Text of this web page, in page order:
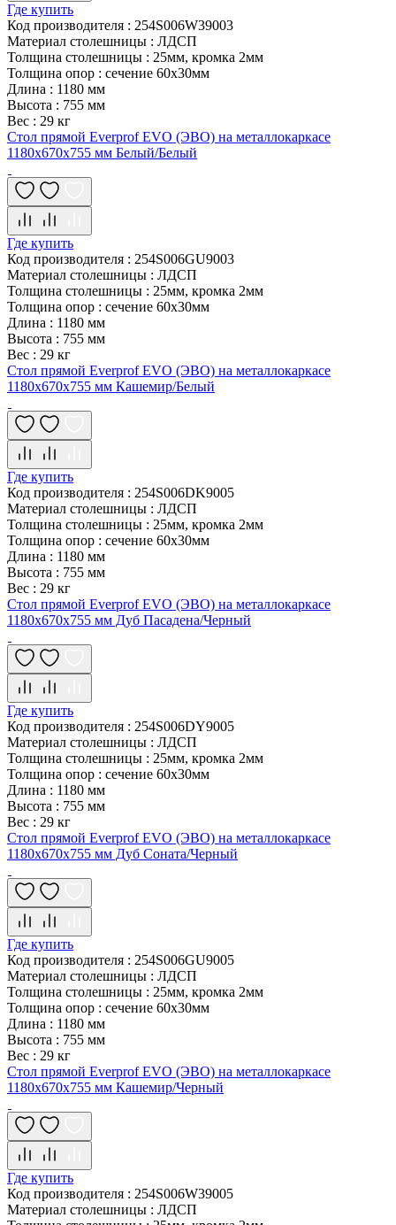
Где купить
Код производителя : 254S006W39003
Материал столешницы : ЛДСП
Толщина столешницы : 25мм, кромка 2мм
Толщина опор : сечение 60х30мм
Длина : 1180 мм
Высота : 755 мм
Вес : 29 кг
Стол прямой Everprof EVO (ЭВО) на металлокаркасе
1180х670х755 мм Белый/Белый
Где купить
Код производителя : 254S006GU9003
Материал столешницы : ЛДСП
Толщина столешницы : 25мм, кромка 2мм
Толщина опор : сечение 60х30мм
Длина : 1180 мм
Высота : 755 мм
Вес : 29 кг
Стол прямой Everprof EVO (ЭВО) на металлокаркасе
1180х670х755 мм Кашемир/Белый
Где купить
Код производителя : 254S006DK9005
Материал столешницы : ЛДСП
Толщина столешницы : 25мм, кромка 2мм
Толщина опор : сечение 60х30мм
Длина : 1180 мм
Высота : 755 мм
Вес : 29 кг
Стол прямой Everprof EVO (ЭВО) на металлокаркасе
1180х670х755 мм Дуб Пасадена/Черный
Где купить
Код производителя : 254S006DY9005
Материал столешницы : ЛДСП
Толщина столешницы : 25мм, кромка 2мм
Толщина опор : сечение 60х30мм
Длина : 1180 мм
Высота : 755 мм
Вес : 29 кг
Стол прямой Everprof EVO (ЭВО) на металлокаркасе
1180х670х755 мм Дуб Соната/Черный
Где купить
Код производителя : 254S006GU9005
Материал столешницы : ЛДСП
Толщина столешницы : 25мм, кромка 2мм
Толщина опор : сечение 60х30мм
Длина : 1180 мм
Высота : 755 мм
Вес : 29 кг
Стол прямой Everprof EVO (ЭВО) на металлокаркасе
1180х670х755 мм Кашемир/Черный
Где купить
Код производителя : 254S006W39005
Материал столешницы : ЛДСП